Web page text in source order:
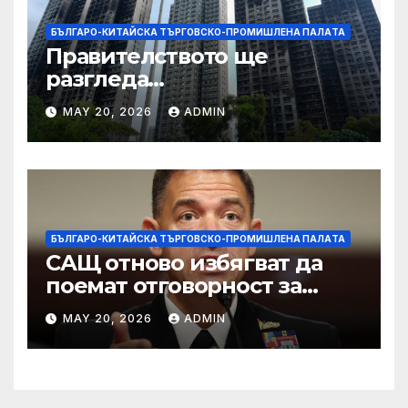
БЪЛГАРО-КИТАЙСКА ТЪРГОВСКО-ПРОМИШЛЕНА ПАЛAТА
Правителството ще
разгледа
застрахователните
претенции на Wang Fuk
Court по план за обратно
изкупуване: Хоп
MAY 20, 2026 ADMIN
БЪЛГАРО-КИТАЙСКА ТЪРГОВСКО-ПРОМИШЛЕНА ПАЛAТА
САЩ отново избягват да
поемат отговорност за
нападението в училище в
Иран, при което загинаха
155 души
MAY 20, 2026 ADMIN